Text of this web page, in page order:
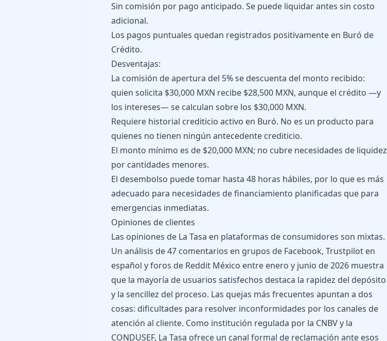
Sin comisión por pago anticipado. Se puede liquidar antes sin costo
adicional.
Los pagos puntuales quedan registrados positivamente en Buró de
Crédito.
Desventajas:
La comisión de apertura del 5% se descuenta del monto recibido:
quien solicita $30,000 MXN recibe $28,500 MXN, aunque el crédito —y
los intereses— se calculan sobre los $30,000 MXN.
Requiere historial crediticio activo en Buró. No es un producto para
quienes no tienen ningún antecedente crediticio.
El monto mínimo es de $20,000 MXN; no cubre necesidades de liquidez
por cantidades menores.
El desembolso puede tomar hasta 48 horas hábiles, por lo que es más
adecuado para necesidades de financiamiento planificadas que para
emergencias inmediatas.
Opiniones de clientes
Las opiniones de La Tasa en plataformas de consumidores son mixtas.
Un análisis de 47 comentarios en grupos de Facebook, Trustpilot en
español y foros de Reddit México entre enero y junio de 2026 muestra
que la mayoría de usuarios satisfechos destaca la rapidez del depósito
y la sencillez del proceso. Las quejas más frecuentes apuntan a dos
cosas: dificultades para resolver inconformidades por los canales de
atención al cliente. Como institución regulada por la CNBV y la
CONDUSEF, La Tasa ofrece un canal formal de reclamación ante esos